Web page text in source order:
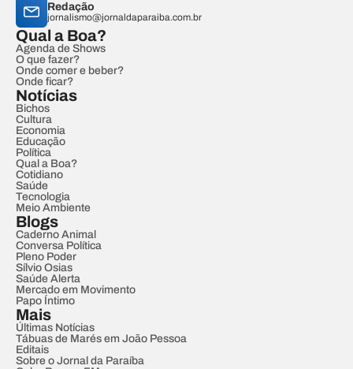
Redação
jornalismo@jornaldaparaiba.com.br
Qual a Boa?
Agenda de Shows
O que fazer?
Onde comer e beber?
Onde ficar?
Notícias
Bichos
Cultura
Economia
Educação
Política
Qual a Boa?
Cotidiano
Saúde
Tecnologia
Meio Ambiente
Blogs
Caderno Animal
Conversa Política
Pleno Poder
Sílvio Osias
Saúde Alerta
Mercado em Movimento
Papo Íntimo
Mais
Últimas Notícias
Tábuas de Marés em João Pessoa
Editais
Sobre o Jornal da Paraíba